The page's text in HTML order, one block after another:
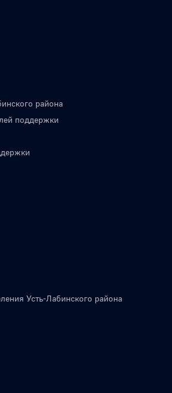
района
поддержки
Усть-Лабинского района